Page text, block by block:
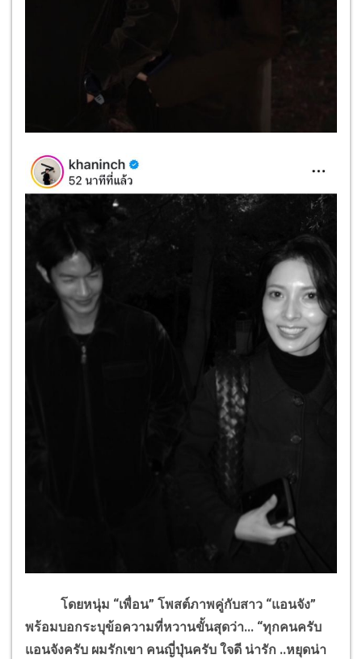
โดยหนุ่ม “เพื่อน” โพสต์ภาพคู่กับสาว “แอนจัง”
พร้อมบอกระบุข้อความที่หวานขั้นสุดว่า... “ทุกคนครับ
แอนจังครับ ผมรักเขา คนญี่ปุ่นครับ ใจดี น่ารัก ..หยุดน่า